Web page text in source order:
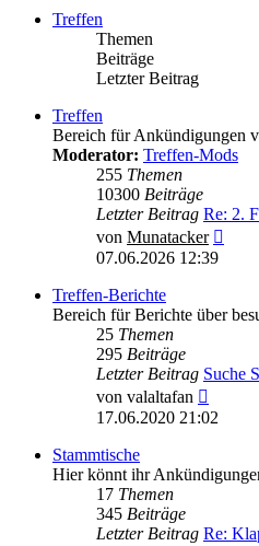
Treffen
Themen
Beiträge
Letzter Beitrag
Treffen
Bereich für Ankündigungen
Moderator: Treffen-Mods
255 Themen
10300 Beiträge
Letzter Beitrag Re: 2.
von Munatacker
07.06.2026 12:39
Treffen-Berichte
Bereich für Berichte über
25 Themen
295 Beiträge
Letzter Beitrag Suche
von valaltafan
Beitrag
17.06.2020 21:02
Stammtische
Hier könnt ihr
17 Themen
345 Beiträge
Letzter Beitrag Re: